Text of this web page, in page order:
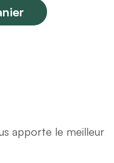
apporte le meilleur